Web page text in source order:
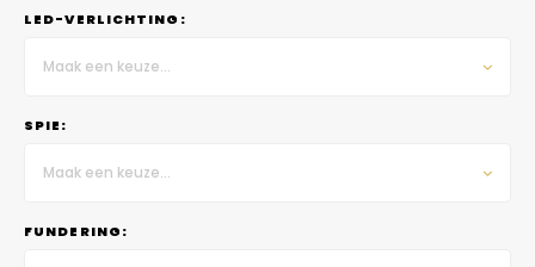
LED-VERLICHTING:
Maak een keuze...
SPIE:
Maak een keuze...
FUNDERING: